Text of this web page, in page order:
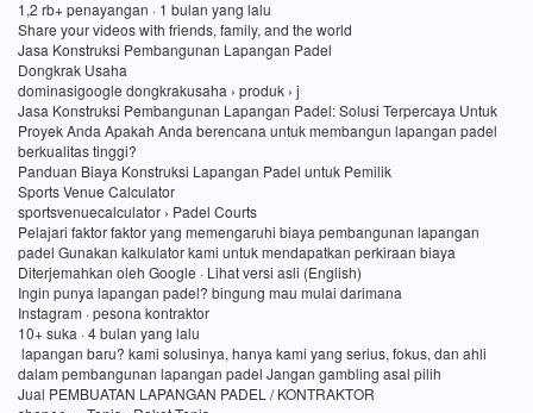
1,2 rb+ penayangan · 1 bulan yang lalu
Share your videos with friends, family, and the world
Jasa Konstruksi Pembangunan Lapangan Padel
Dongkrak Usaha
dominasigoogle dongkrakusaha › produk › j
Jasa Konstruksi Pembangunan Lapangan Padel: Solusi Terpercaya Untuk
Proyek Anda Apakah Anda berencana untuk membangun lapangan padel
berkualitas tinggi?
Panduan Biaya Konstruksi Lapangan Padel untuk Pemilik
Sports Venue Calculator
sportsvenuecalculator › Padel Courts
Pelajari faktor faktor yang memengaruhi biaya pembangunan lapangan
padel Gunakan kalkulator kami untuk mendapatkan perkiraan biaya
Diterjemahkan oleh Google · Lihat versi asli (English)
Ingin punya lapangan padel? bingung mau mulai darimana
Instagram · pesona kontraktor
10+ suka · 4 bulan yang lalu
lapangan baru? kami solusinya, hanya kami yang serius, fokus, dan ahli
dalam pembangunan lapangan padel Jangan gambling asal pilih
Jual PEMBUATAN LAPANGAN PADEL / KONTRAKTOR